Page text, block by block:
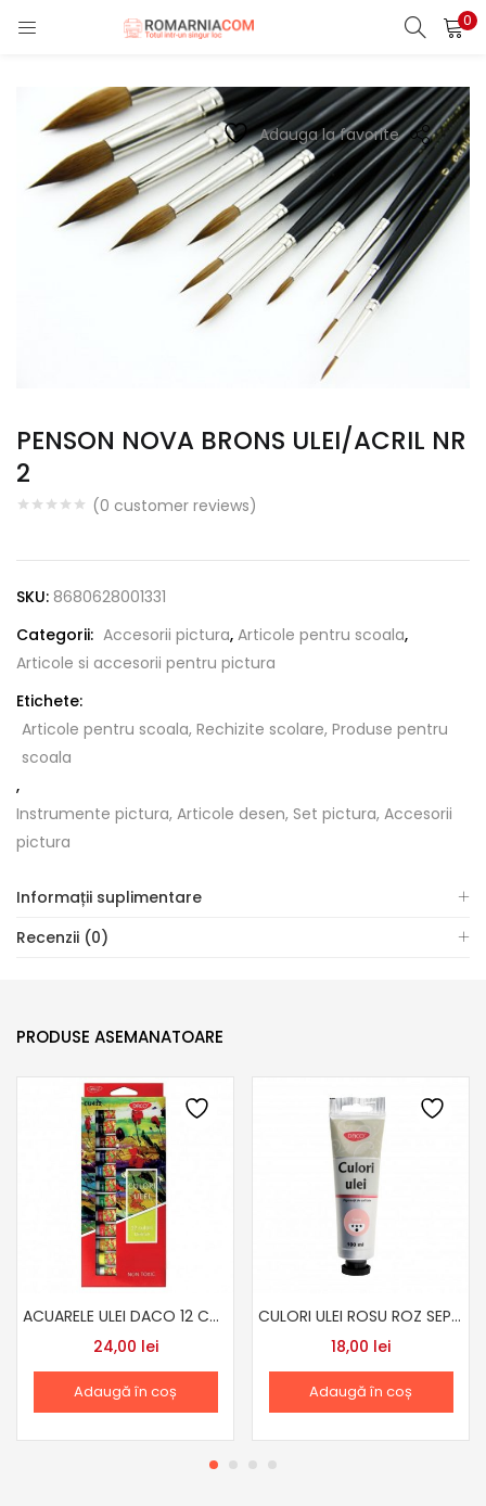
0
LOGIN REGISTER
Enter your username and password to login.
Remember me
Adauga la favorite
PENSON NOVA BRONS ULEI/ACRIL NR
2
(0 customer reviews)
SKU: 8680628001331
Categorii: Accesorii pictura, Articole pentru scoala,
Articole si accesorii pentru pictura
Etichete:
Articole pentru scoala, Rechizite scolare, Produse pentru
scoala
,
Instrumente pictura, Articole desen, Set pictura, Accesorii
pictura
Informații suplimentare
Recenzii (0)
PRODUSE ASEMANATOARE
ACUARELE ULEI DACO 12 CULORI CU412
24,00 lei
Adaugă în coș
CULORI ULEI ROSU ROZ SEPIA DACO
18,00 lei
Adaugă în coș